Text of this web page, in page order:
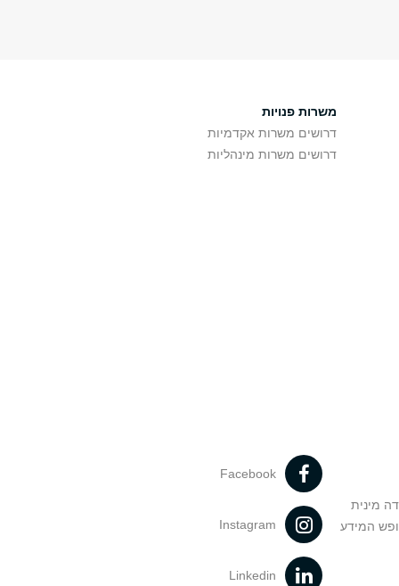
משרות פנויות
דרושים משרות אקדמיות
דרושים משרות מינהליות
מינית
המידע
Facebook
Instagram
Linkedin